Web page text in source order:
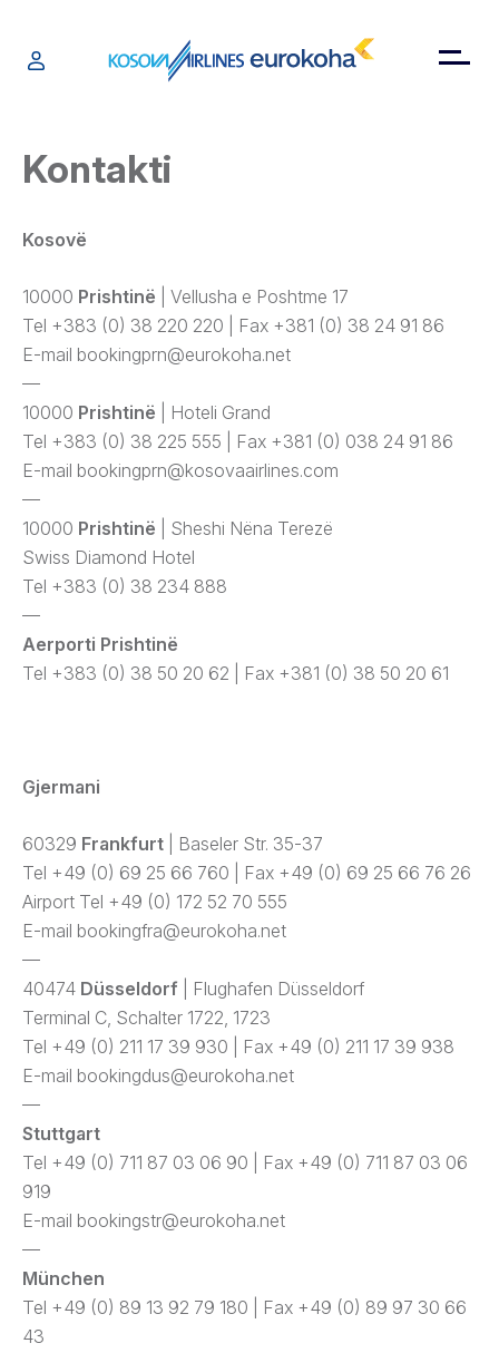
Kontakti
Kosovë
10000 Prishtinë
| Vellusha e Poshtme 17
Tel +383 (0) 38 220 220 | Fax +381 (0) 38 24 91 86
E-mail bookingprn@eurokoha.net
—
10000 Prishtinë
| Hoteli Grand
Tel +383 (0) 38 225 555 | Fax +381 (0) 038 24 91 86
E-mail bookingprn@kosovaairlines.com
—
10000 Prishtinë
| Sheshi Nëna Terezë
Swiss Diamond Hotel
Tel +383 (0) 38 234 888
—
Aerporti Prishtinë
Tel +383 (0) 38 50 20 62 | Fax +381 (0) 38 50 20 61
Gjermani
60329 Frankfurt
| Baseler Str. 35-37
Tel +49 (0) 69 25 66 760 | Fax +49 (0) 69 25 66 76 26
Airport Tel +49 (0) 172 52 70 555
E-mail bookingfra@eurokoha.net
—
40474 Düsseldorf
| Flughafen Düsseldorf
Terminal C, Schalter 1722, 1723
Tel +49 (0) 211 17 39 930 | Fax +49 (0) 211 17 39 938
E-mail bookingdus@eurokoha.net
—
Stuttgart
Tel +49 (0) 711 87 03 06 90 | Fax +49 (0) 711 87 03 06
919
E-mail bookingstr@eurokoha.net
—
München
Tel +49 (0) 89 13 92 79 180 | Fax +49 (0) 89 97 30 66
43